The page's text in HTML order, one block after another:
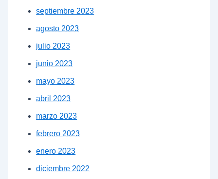
septiembre 2023
agosto 2023
julio 2023
junio 2023
mayo 2023
abril 2023
marzo 2023
febrero 2023
enero 2023
diciembre 2022